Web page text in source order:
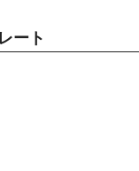
ート